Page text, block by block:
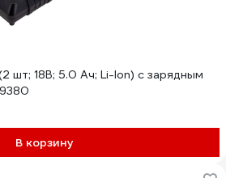
шт; 18В; 5.0 Ач; Li-Ion) с зарядным
В корзину